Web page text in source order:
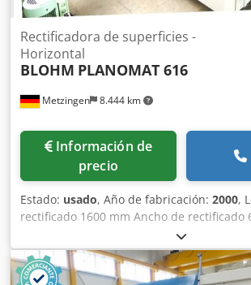
Metzingen 8.444 km
Rectificadora de superficies -
Horizontal
BLOHM PLANOMAT 616
Información de
precio
Estado: usado, Año de fabricación: 2000,
rectificado 1600 mm Ancho de rectificado
de la pieza de trabajo 500 mm
potencia 50 kW OFERTA Chodst Hxcbspfx
ofrecerle información sin compromiso de